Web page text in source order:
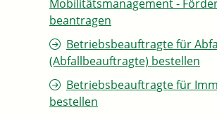
Mobilitätsmanagement -
beantragen
Betriebsbeauftragte für
(Abfallbeauftragte) bestellen
Betriebsbeauftragte für
bestellen